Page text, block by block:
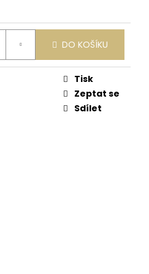
DO KOŠÍKU
Tisk
Zeptat se
Sdílet